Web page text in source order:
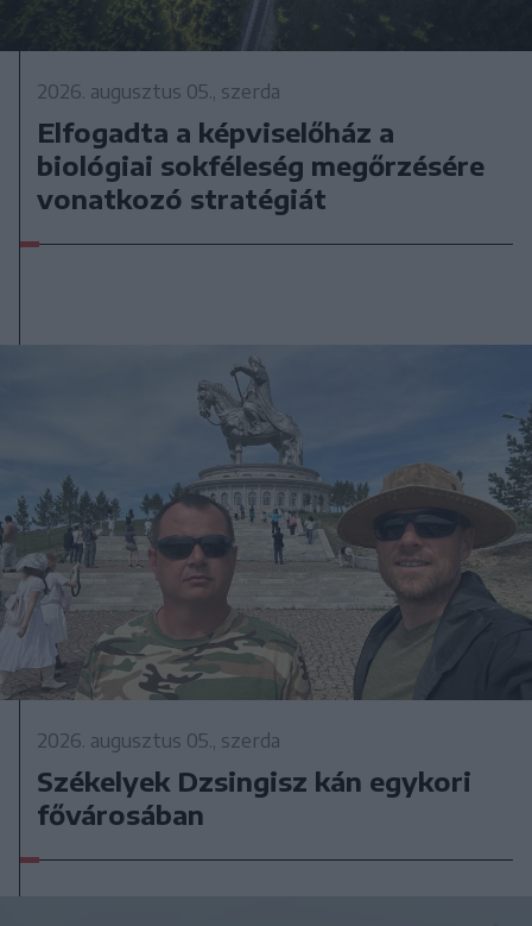
2026. augusztus 05., szerda
Elfogadta a képviselőház a
biológiai sokféleség megőrzésére
vonatkozó stratégiát
2026. augusztus 05., szerda
Székelyek Dzsingisz kán egykori
fővárosában